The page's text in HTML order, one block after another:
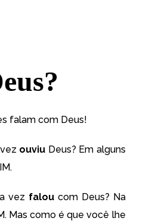
falam com Deus!
ouviu Deus? Em alguns
vez faloucom Deus? Na
Mas como é que você lhe